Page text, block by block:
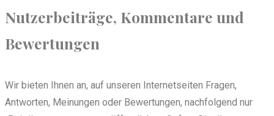
Nutzerbeiträge, Kommentare und
Bewertungen
Wir bieten Ihnen an, auf unseren Internetseiten Fragen,
Antworten, Meinungen oder Bewertungen, nachfolgend nur